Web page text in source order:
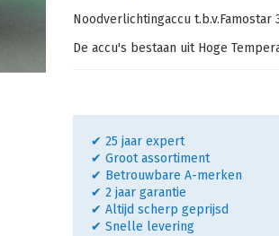
Noodverlichtingaccu t.b.v.Famostar
De accu's bestaan uit Hoge
✔ 25 jaar expert
✔ Groot assortiment
✔ Betrouwbare A-merken
✔ 2 jaar garantie
✔ Altijd scherp geprijsd
✔ Snelle levering